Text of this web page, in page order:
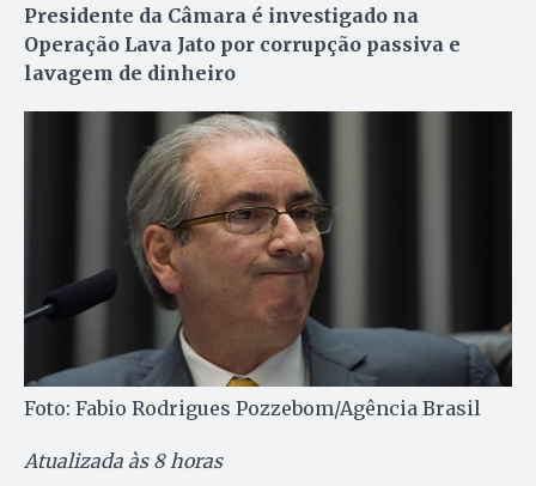
Presidente da Câmara é investigado na
Operação Lava Jato por corrupção passiva e
lavagem de dinheiro
Foto: Fabio Rodrigues Pozzebom/Agência Brasil
Atualizada às 8 horas